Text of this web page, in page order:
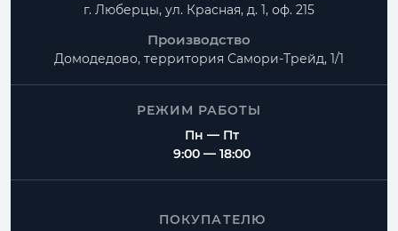
г. Люберцы, ул. Красная, д. 1, оф. 215
Производство
Домодедово, территория Самори-Трейд, 1/1
РЕЖИМ РАБОТЫ
Пн — Пт
9:00 — 18:00
ПОКУПАТЕЛЮ